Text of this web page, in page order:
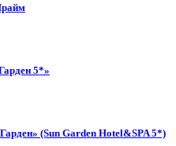
5*»
(Sun Garden Hotel&SPA 5*)